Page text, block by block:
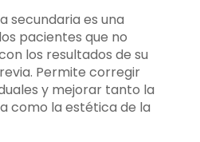
secundaria es una
pacientes que no
los resultados de su
Permite corregir
y mejorar tanto la
como la estética de la